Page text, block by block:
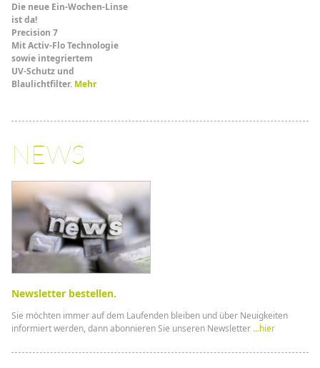
Die neue Ein-Wochen-Linse
ist da!
Precision 7
Mit Activ-Flo Technologie
sowie integriertem
UV-Schutz und
Blaulichtfilter. Mehr
NEWS
Newsletter bestellen.
Sie möchten immer auf dem Laufenden bleiben und über Neuigkeiten
informiert werden, dann abonnieren Sie unseren Newsletter ...hier